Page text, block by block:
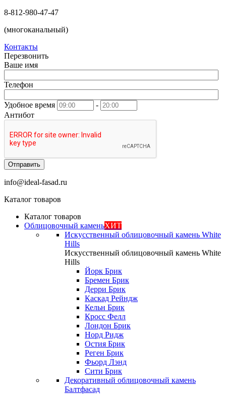
8-812-980-47-47
(многоканальный)
Контакты
Перезвонить
Ваше имя
Телефон
Удобное время
-
Антибот
Отправить
info@ideal-fasad.ru
Каталог товаров
Каталог товаров
Облицовочный каменьХИТ
Искусственный облицовочный камень White
Hills
Искусственный облицовочный камень White
Hills
Йорк Брик
Бремен Брик
Дерри Брик
Каскад Рейндж
Кельн Брик
Кросс Фелл
Лондон Брик
Норд Ридж
Остия Брик
Реген Брик
Фьорд Лэнд
Сити Брик
Декоративный облицовочный камень
Балтфасад